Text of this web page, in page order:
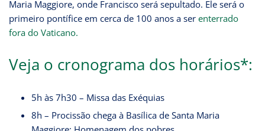
Maria Maggiore, onde Francisco será sepultado. Ele será o
primeiro pontífice em cerca de 100 anos a ser enterrado
fora do Vaticano.
Veja o cronograma dos horários*:
5h às 7h30 – Missa das Exéquias
8h – Procissão chega à Basílica de Santa Maria